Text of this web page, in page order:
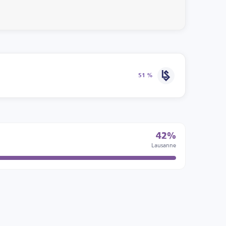
51 %
42%
Lausanne